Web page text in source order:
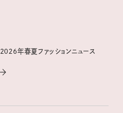
2026年春夏ファッションニュース